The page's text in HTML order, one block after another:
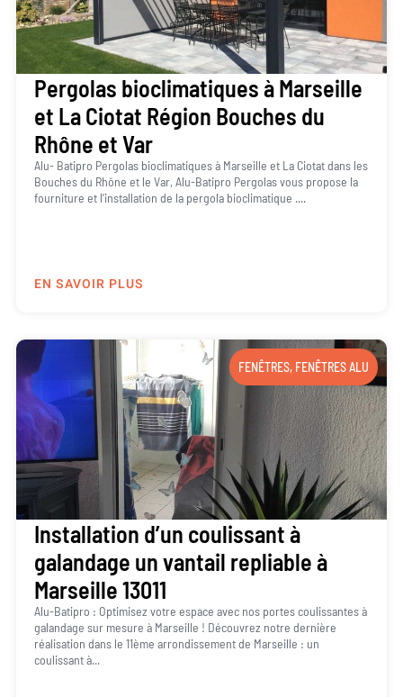
Pergolas bioclimatiques à Marseille
et La Ciotat Région Bouches du
Rhône et Var
Alu- Batipro Pergolas bioclimatiques à Marseille et La Ciotat dans les
Bouches du Rhône et le Var, Alu-Batipro Pergolas vous propose la
fourniture et l’installation de la pergola bioclimatique ....
EN SAVOIR PLUS
FENÊTRES, FENÊTRES ALU
Installation d’un coulissant à
galandage un vantail repliable à
Marseille 13011
Alu-Batipro : Optimisez votre espace avec nos portes coulissantes à
galandage sur mesure à Marseille ! Découvrez notre dernière
réalisation dans le 11ème arrondissement de Marseille : un
coulissant à...